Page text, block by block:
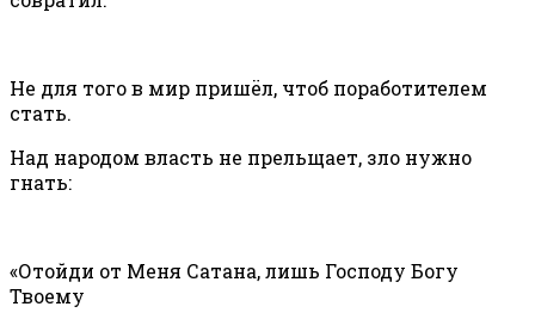
Не для того в мир пришёл, чтоб поработителем
стать.
Над народом власть не прельщает, зло нужно
гнать:
«Отойди от Меня Сатана, лишь Господу Богу
Твоему